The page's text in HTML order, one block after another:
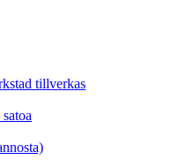
tillverkas